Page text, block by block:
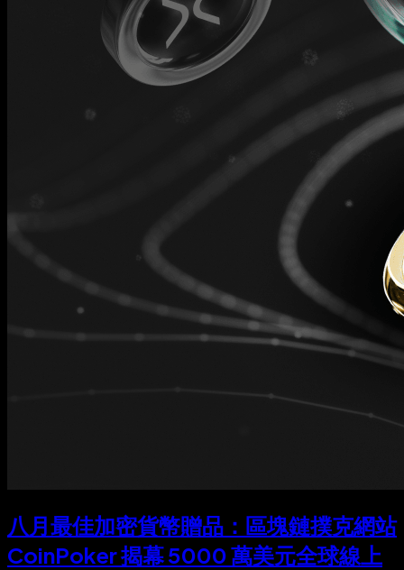
八月最佳加密貨幣贈品：區塊鏈撲克網站
CoinPoker 揭幕 5000 萬美元全球線上